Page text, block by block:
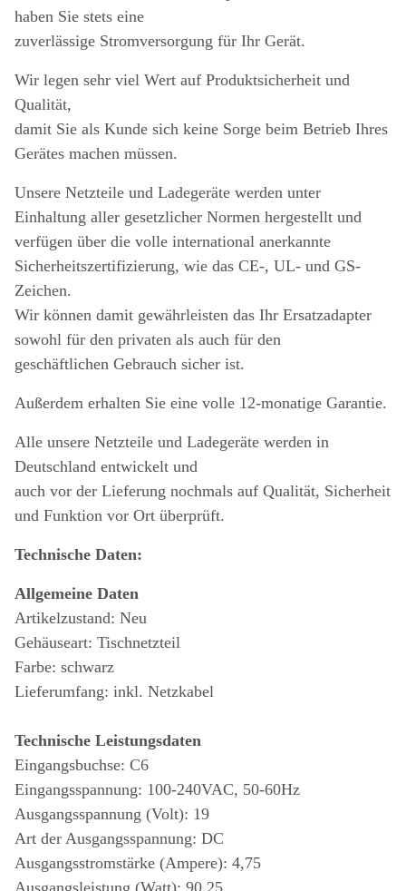
haben Sie stets eine
zuverlässige Stromversorgung für Ihr Gerät.
Wir legen sehr viel Wert auf Produktsicherheit und
Qualität,
damit Sie als Kunde sich keine Sorge beim Betrieb Ihres
Gerätes machen müssen.
Unsere Netzteile und Ladegeräte werden unter
Einhaltung aller gesetzlicher Normen hergestellt und
verfügen über die volle international anerkannte
Sicherheitszertifizierung, wie das CE-, UL- und GS-
Zeichen.
Wir können damit gewährleisten das Ihr Ersatzadapter
sowohl für den privaten als auch für den
geschäftlichen Gebrauch sicher ist.
Außerdem erhalten Sie eine volle 12-monatige Garantie.
Alle unsere Netzteile und Ladegeräte werden in
Deutschland entwickelt und
auch vor der Lieferung nochmals auf Qualität, Sicherheit
und Funktion vor Ort überprüft.
Technische Daten:
Allgemeine Daten
Artikelzustand: Neu
Gehäuseart: Tischnetzteil
Farbe: schwarz
Lieferumfang: inkl. Netzkabel
Technische Leistungsdaten
Eingangsbuchse: C6
Eingangsspannung: 100-240VAC, 50-60Hz
Ausgangsspannung (Volt): 19
Art der Ausgangsspannung: DC
Ausgangsstromstärke (Ampere): 4,75
Ausgangsleistung (Watt): 90,25